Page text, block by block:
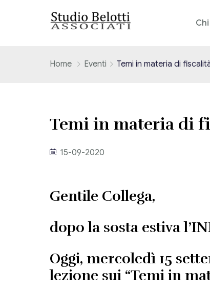
Home Eventi Temi in materia di
Temi in materia di
15-09-2020
Gentile Collega,
dopo la sosta estiva
Oggi, mercoledì 15
lezione sui “Temi in